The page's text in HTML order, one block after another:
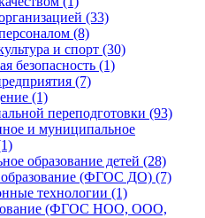
(33)
(8)
и спорт (30)
безопасность (1)
(7)
(1)
переподготовки (93)
и муниципальное
образование детей (28)
(ФГОС ДО) (7)
технологии (1)
(ФГОС НОО, ООО,